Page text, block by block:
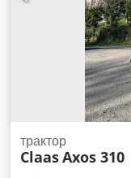
трактор
ClaasAxos 310